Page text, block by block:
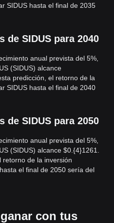
SIDUS hasta el final de 2035
de SIDUS para 2040
anual prevista del 5%,
(SIDUS) alcance
predicción, el retorno de la
SIDUS hasta el final de 2040
de SIDUS para 2050
anual prevista del 5%,
(SIDUS) alcance $0.{4}1261.
retorno de la inversión
el final de 2050 sería del
con tus